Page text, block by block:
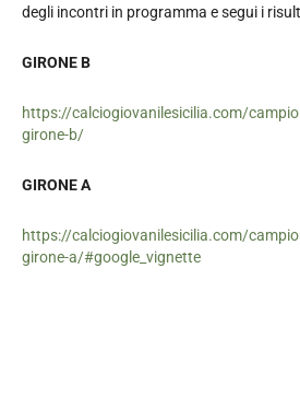
degli incontri in programma e segui i
GIRONE B
https://calciogiovanilesicilia.com/
girone-b/
GIRONE A
https://calciogiovanilesicilia.com/
girone-a/#google_vignette